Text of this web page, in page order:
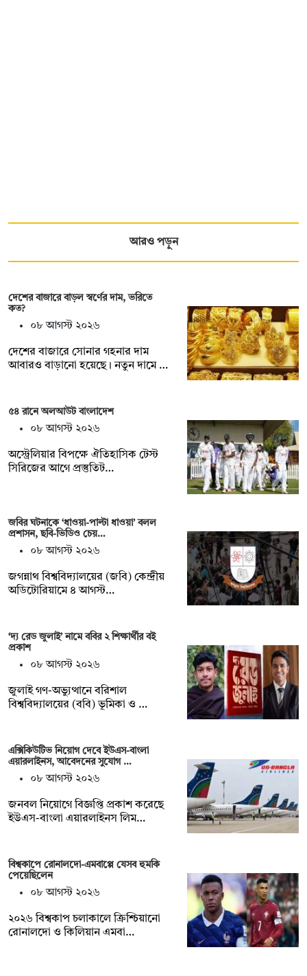
আরও পড়ুন
দেশের বাজারে বাড়ল স্বর্ণের দাম, ভরিতে
কত?
০৮ আগস্ট ২০২৬
দেশের বাজারে সোনার গহনার দাম
আবারও বাড়ানো হয়েছে। নতুন দামে …
৫৪ রানে অলআউট বাংলাদেশ
০৮ আগস্ট ২০২৬
অস্ট্রেলিয়ার বিপক্ষে ঐতিহাসিক টেস্ট
সিরিজের আগে প্রস্তুতিট…
জবির ঘটনাকে ‘ধাওয়া-পাল্টা ধাওয়া’ বলল
প্রশাসন, ছবি-ভিডিও চেয়…
০৮ আগস্ট ২০২৬
জগন্নাথ বিশ্ববিদ্যালয়ের (জবি) কেন্দ্রীয়
অডিটোরিয়ামে ৪ আগস্ট…
‘দ্য রেড জুলাই’ নামে ববির ২ শিক্ষার্থীর বই
প্রকাশ
০৮ আগস্ট ২০২৬
জুলাই গণ-অভ্যুত্থানে বরিশাল
বিশ্ববিদ্যালয়ের (ববি) ভূমিকা ও …
এক্সিকিউটিভ নিয়োগ দেবে ইউএস-বাংলা
এয়ারলাইনস, আবেদনের সুযোগ …
০৮ আগস্ট ২০২৬
জনবল নিয়োগে বিজ্ঞপ্তি প্রকাশ করেছে
ইউএস-বাংলা এয়ারলাইনস লিম…
বিশ্বকাপে রোনালদো-এমবাপ্পে যেসব হুমকি
পেয়েছিলেন
০৮ আগস্ট ২০২৬
২০২৬ বিশ্বকাপ চলাকালে ক্রিশ্চিয়ানো
রোনালদো ও কিলিয়ান এমবা…